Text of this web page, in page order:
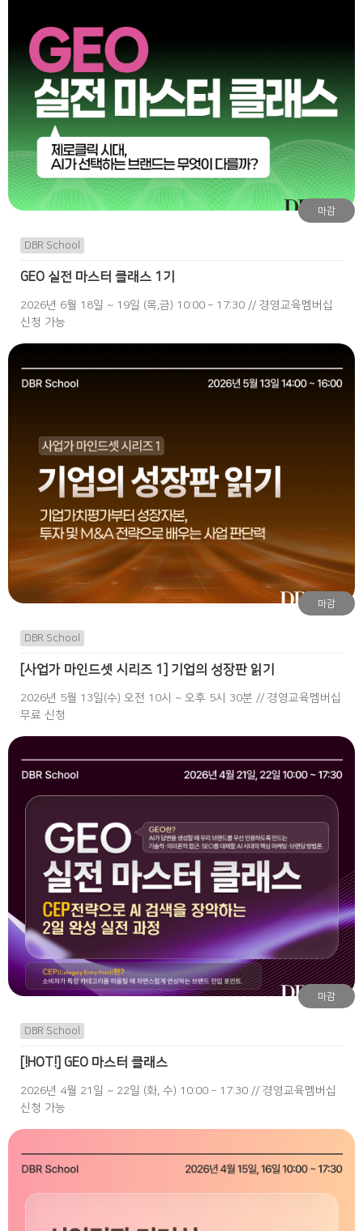
마감
DBR School
GEO 실전 마스터 클래스 1기
2026년 6월 18일 ~ 19일 (목,금) 10:00 – 17:30 // 경영교육멤버십
신청 가능
마감
DBR School
[사업가 마인드셋 시리즈 1] 기업의 성장판 읽기
2026년 5월 13일(수) 오전 10시 ~ 오후 5시 30분 // 경영교육멤버십
무료 신청
마감
DBR School
[!HOT!] GEO 마스터 클래스
2026년 4월 21일 ~ 22일 (화, 수) 10:00 – 17:30 // 경영교육멤버십
신청 가능